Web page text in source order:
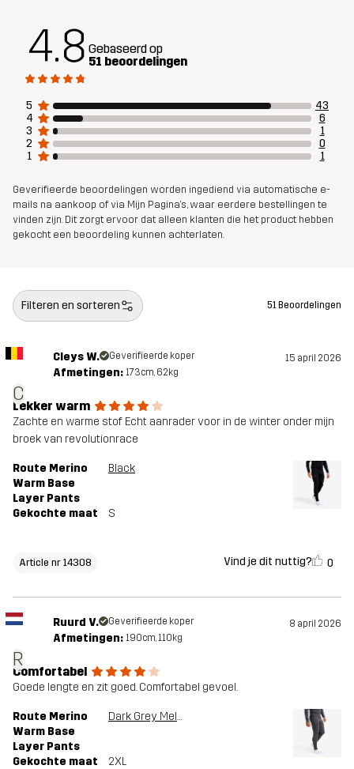
Materiaal
(Gerecycled)
voor
Artikelnummer 14308_2001
4.8 Gebaseerd op
51 beoordelingen
5
43
4
6
3
1
2
0
1
1
Geverifieerde beoordelingen worden ingediend via automatische e-
mails na aankoop of via Mijn Pagina's, waar eerdere bestellingen te
vinden zijn. Dit zorgt ervoor dat alleen klanten die het product hebben
gekocht een beoordeling kunnen achterlaten.
Filteren en sorteren 51 Beoordelingen
C
Cleys W. Geverifieerde koper 15 april 2026
Afmetingen: 173cm, 62kg
Lekker warm
Zachte en warme stof Echt aanrader voor in de winter onder mijn
broek van revolutionrace
Route Merino
Warm Base
Layer Pants
Black
Gekochte maat S
Article nr 14308 Vind je dit nuttig? 0
R
Ruurd V. Geverifieerde koper 8 april 2026
Afmetingen: 190cm, 110kg
Comfortabel
Goede lengte en zit goed. Comfortabel gevoel.
Route Merino
Warm Base
Layer Pants
Dark Grey Melange
Gekochte maat 2XL